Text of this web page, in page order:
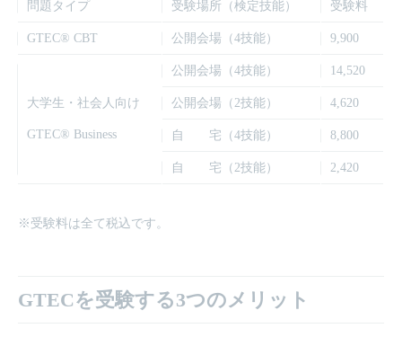
問題タイプ 受験場所（検定技能） 受験料
GTEC® CBT 公開会場（4技能） 9,900
大学生・社会人向け
GTEC® Business
公開会場（4技能） 14,520
公開会場（2技能） 4,620
自 宅（4技能） 8,800
自 宅（2技能） 2,420
※受験料は全て税込です。
GTECを受験する3つのメリット